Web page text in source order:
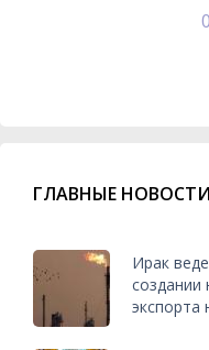
ГЛАВНЫЕ НОВОСТИ
Ирак
создании
экспорта